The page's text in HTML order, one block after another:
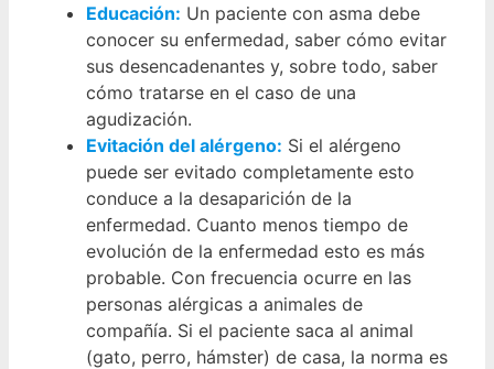
Educación: Un paciente con asma debe
conocer su enfermedad, saber cómo evitar
sus desencadenantes y, sobre todo, saber
cómo tratarse en el caso de una
agudización.
Evitación del alérgeno: Si el alérgeno
puede ser evitado completamente esto
conduce a la desaparición de la
enfermedad. Cuanto menos tiempo de
evolución de la enfermedad esto es más
probable. Con frecuencia ocurre en las
personas alérgicas a animales de
compañía. Si el paciente saca al animal
(gato, perro, hámster) de casa, la norma es